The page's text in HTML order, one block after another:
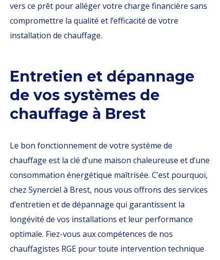
vers ce prêt pour alléger votre charge financière sans
compromettre la qualité et l’efficacité de votre
installation de chauffage.
Entretien et dépannage
de vos systèmes de
chauffage à Brest
Le bon fonctionnement de votre système de
chauffage est la clé d’une maison chaleureuse et d’une
consommation énergétique maîtrisée. C’est pourquoi,
chez Synerciel à Brest, nous vous offrons des services
d’entretien et de dépannage qui garantissent la
longévité de vos installations et leur performance
optimale. Fiez-vous aux compétences de nos
chauffagistes RGE pour toute intervention technique